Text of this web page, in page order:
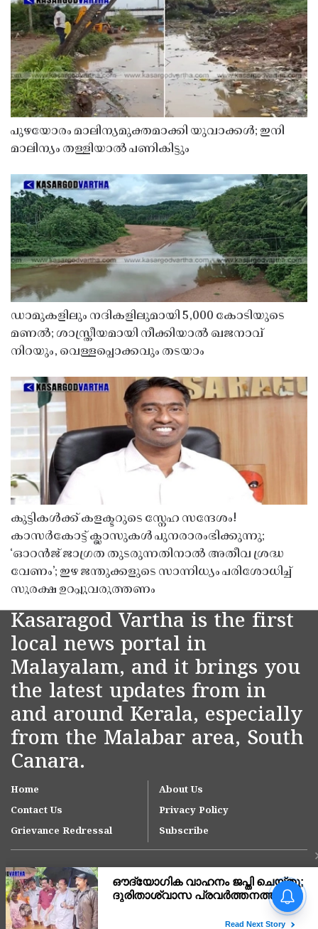
പുഴയോരം മാലിന്യമുക്തമാക്കി യുവാക്കൾ; ഇനി
മാലിന്യം തള്ളിയാൽ പണികിട്ടും
ഡാമുകളിലും നദികളിലുമായി 5,000 കോടിയുടെ
മണൽ; ശാസ്ത്രീയമായി നീക്കിയാൽ ഖജനാവ്
നിറയും, വെള്ളപ്പൊക്കവും തടയാം
കുട്ടികൾക്ക് കളക്ടറുടെ സ്നേഹ സന്ദേശം!
കാസർകോട്ട് ക്ലാസുകൾ പുനരാരംഭിക്കുന്നു;
‘ഓറൻജ് ജാഗ്രത തുടരുന്നതിനാൽ അതീവ ശ്രദ്ധ
വേണം’; ഇഴ ജന്തുക്കളുടെ സാന്നിധ്യം പരിശോധിച്ച്
സുരക്ഷ ഉറപ്പുവരുത്തണം
Kasaragod Vartha is the first
local news portal in
Malayalam, and it brings you
the latest updates from in
and around Kerala, especially
from the Malabar area, South
Canara.
Home
About Us
Contact Us
Privacy Policy
Grievance Redressal
Subscribe
പുഴയോരം
മാലിന്യമുക്തമാക്കി